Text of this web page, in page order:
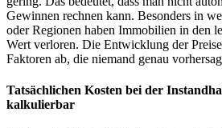
Gewinnen rechnen kann. Besonders in
oder Regionen haben Immobilien in den
Wert verloren. Die Entwicklung der
Faktoren ab, die niemand genau
Tatsächlichen Kosten bei der
kalkulierbar